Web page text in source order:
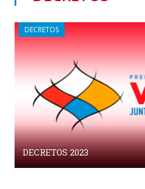
DECRETOS
DECRETOS 2023